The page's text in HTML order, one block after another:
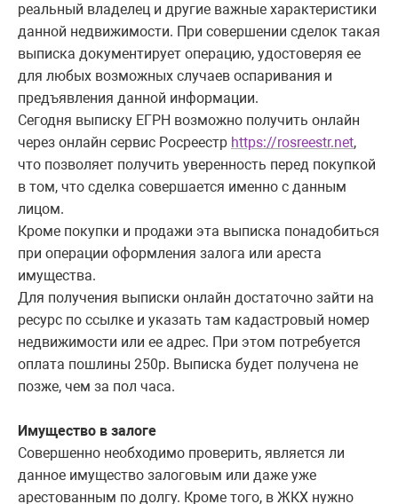
реальный владелец и другие важные характеристики
данной недвижимости. При совершении сделок такая
выписка документирует операцию, удостоверяя ее
для любых возможных случаев оспаривания и
предъявления данной информации.
Сегодня выписку ЕГРН возможно получить онлайн
через онлайн сервис Росреестр https://rosreestr.net,
что позволяет получить уверенность перед покупкой
в том, что сделка совершается именно с данным
лицом.
Кроме покупки и продажи эта выписка понадобиться
при операции оформления залога или ареста
имущества.
Для получения выписки онлайн достаточно зайти на
ресурс по ссылке и указать там кадастровый номер
недвижимости или ее адрес. При этом потребуется
оплата пошлины 250р. Выписка будет получена не
позже, чем за пол часа.
Имущество в залоге
Совершенно необходимо проверить, является ли
данное имущество залоговым или даже уже
арестованным по долгу. Кроме того, в ЖКХ нужно